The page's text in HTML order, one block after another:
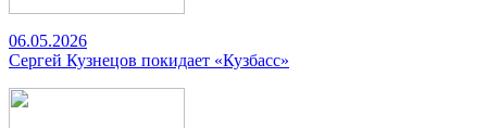
06.05.2026
Сергей Кузнецов покидает «Кузбасс»